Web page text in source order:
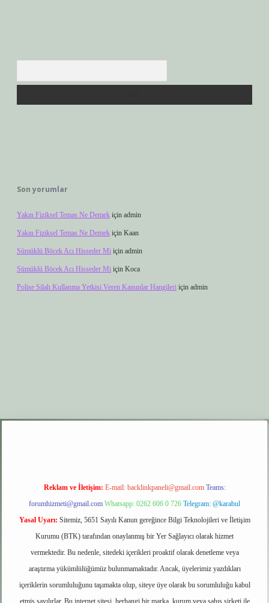
Son yorumlar
Yakın Fiziksel Temas Ne Demek için admin
Yakın Fiziksel Temas Ne Demek için Kaan
Sümüklü Böcek Acı Hisseder Mi için admin
Sümüklü Böcek Acı Hisseder Mi için Koca
Polise Silah Kullanma Yetkisi Veren Kanunlar Hangileri için admin
elexbet giriş
Reklam ve İletişim: E-mail: backlinkpaneli@gmail.com Teams:
forumhizmeti@gmail.com Whatsapp: 0262 606 0 726 Telegram: @karabul
Yasal Uyarı: Sitemiz, 5651 Sayılı Kanun gereğince Bilgi Teknolojileri ve İletişim
Kurumu (BTK) tarafından onaylanmış bir Yer Sağlayıcı olarak hizmet
vermektedir. Bu nedenle, sitedeki içerikleri proaktif olarak denetleme veya
araştırma yükümlülüğümüz bulunmamaktadır. Ancak, üyelerimiz yazdıkları
içeriklerin sorumluluğunu taşımakta olup, siteye üye olarak bu sorumluluğu kabul
etmiş sayılırlar. Bu internet sitesi, herhangi bir marka, kurum veya şahıs şirketi ile